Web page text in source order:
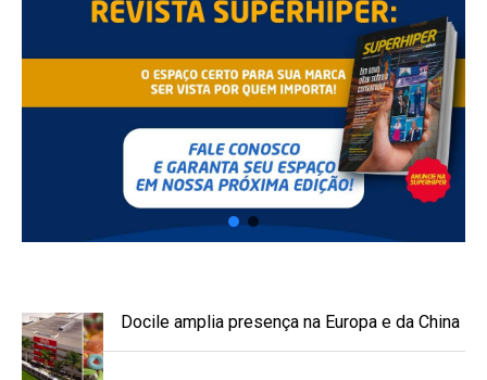
Docile amplia presença na Europa e da China